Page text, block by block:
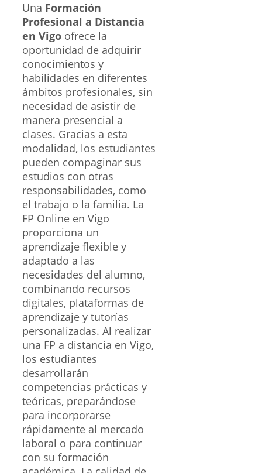
Una Formación
Profesional a Distancia
en Vigo ofrece la
oportunidad de adquirir
conocimientos y
habilidades en diferentes
ámbitos profesionales, sin
necesidad de asistir de
manera presencial a
clases. Gracias a esta
modalidad, los estudiantes
pueden compaginar sus
estudios con otras
responsabilidades, como
el trabajo o la familia. La
FP Online en Vigo
proporciona un
aprendizaje flexible y
adaptado a las
necesidades del alumno,
combinando recursos
digitales, plataformas de
aprendizaje y tutorías
personalizadas. Al realizar
una FP a distancia en Vigo,
los estudiantes
desarrollarán
competencias prácticas y
teóricas, preparándose
para incorporarse
rápidamente al mercado
laboral o para continuar
con su formación